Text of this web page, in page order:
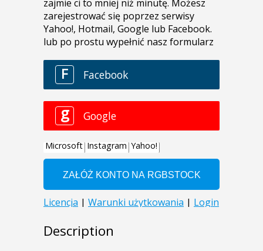
Description